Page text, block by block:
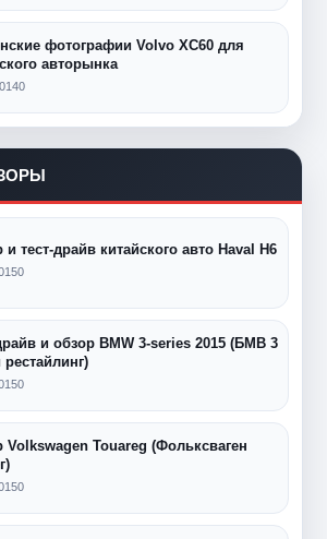
фотографии Volvo XC60 для
авторынка
0
и тест-драйв китайского авто Haval H6
0
и обзор BMW 3-series 2015 (БМВ 3
рестайлинг)
0
Volkswagen Touareg (Фольксваген
0